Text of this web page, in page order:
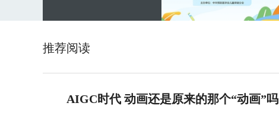
推荐阅读
AIGC时代 动画还是原来的那个“动画”吗